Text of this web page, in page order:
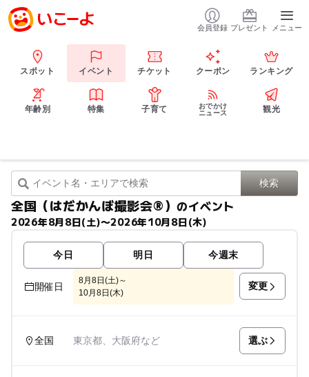
会員登録 プレゼント メニュー
スポット イベント チケット クーポン ランキング
年齢別 特集 子育て
おでかけ
ニュース
観光
全国（はだかんぼ撮影会®︎）のイベント
2026年8月8日(土)〜2026年10月8日(木)
今日 明日 今週末
開催日
8月8日(土)～
10月8日(木)
変更
全国 東京都、大阪府など 選ぶ